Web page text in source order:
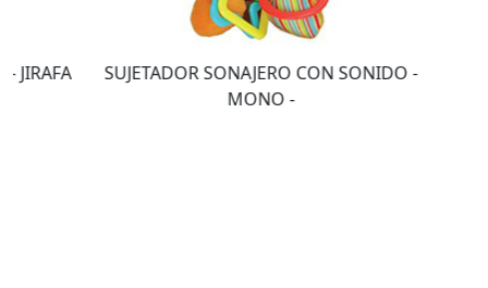
SUJETADOR SONAJERO CON SONIDO -
MONO -